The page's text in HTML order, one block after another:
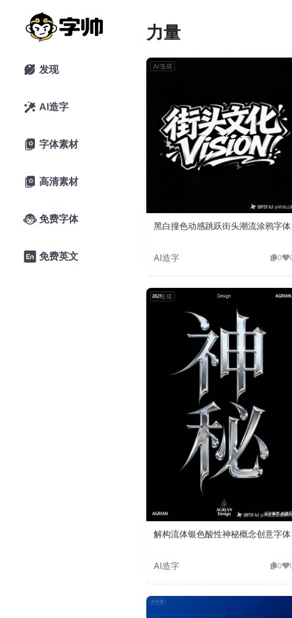
 发现
 AI造字
 字体素材
 高清素材
 免费字体
 免费英文
力量
黑白撞色动感跳跃街头潮流涂鸦字体
AI造字 0
解构流体银色酸性神秘概念创意字体
AI造字 0